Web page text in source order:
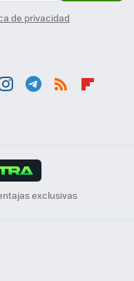
de privacidad
exclusivas